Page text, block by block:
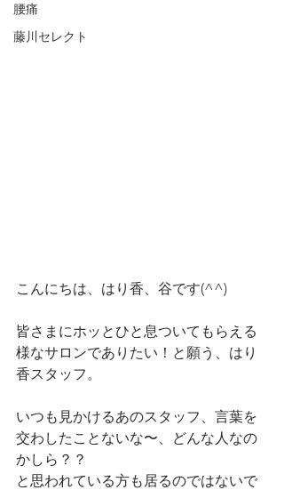
腰痛
藤川セレクト
こんにちは、はり香、谷です(^^)
皆さまにホッとひと息ついてもらえる
様なサロンでありたい！と願う、はり
香スタッフ。
いつも見かけるあのスタッフ、言葉を
交わしたことないな〜、どんな人なの
かしら？？
と思われている方も居るのではないで